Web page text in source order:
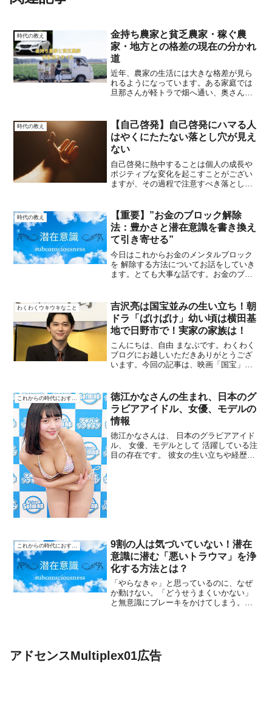
時代の教え
金持ち農家と貧乏農家・稼ぐ農
家・地方との格差の現在の分かれ
道
近年、農家の生活には大きな格差が見ら
れるようになっています。ある家庭では
旦那さんが軽トラで畑へ通い、奥さんは
豪邸を補修しながら暮らす「貧乏農家」
も存在します。この違いは、...
時代の教え
【自己啓発】自己啓発にハマる人
はやくにたたない落とし穴が見え
ない
自己啓発に熱中することは個人の成長や
ポジティブな変化を起こすことがござい
ますが、その過程で注意すべき落とし穴
自己啓発のプロセスには時間がかかりま
すが、長時間に焦りや...
時代の教え
【重要】”お金のブロック解除
法：豊かさと潜在意識を書き換え
て引き寄せる”
今日はこれからお金のメンタルブロック
を 解除する方法についてお話をしていき
ます。とても大事な話です。お金のブロ
す。第１章: マインドフルネス瞑想の力皆
さんこんにちは、...
わくわくウキウキなこと
吉沢亮は国宝並みの生い立ち！朝
ドラ「ばけばけ」幼い頃は横田基
地で日野市で！実家の家族は！
こんにちは、自由 まなぶです。わくわく
ブログにお越しいただきありがとうござ
います。今回の記事は、映画「国宝」に
代から生涯迄の渋沢栄一の演技を見せて
くれた俳優の吉沢亮さん...
これからの時代におすすめ
徳江かなさんの生まれ、日本のグ
ラビアアイドル、女優、モデルの
情報
徳江かなさんは、 日本のグラビアアイド
ル、 女優、モデルとして 活躍している注
目の存在です。 彼女の生い立ちや経歴
これからの時代におすすめ
9割の人は気づいていない！潜在
意識に潜む「悪いトラウマ」を浄
化する方法とは？
「やらなきゃ」と思っているのに、なぜ
か動けない。「どうせうまくいかない」
と無意識にブレーキをかけてしまう。そ
アドセンスMultiplex01広告